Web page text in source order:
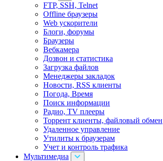
FTP, SSH, Telnet
Offline браузеры
Web ускорители
Блоги, форумы
Браузеры
Вебкамера
Дозвон и статистика
Загрузка файлов
Менеджеры закладок
Новости, RSS клиенты
Погода, Время
Поиск информации
Радио, TV плееры
Торрент клиенты, файловый обмен
Удаленное управление
Утилиты к браузерам
Учет и контроль трафика
Мультимедиа